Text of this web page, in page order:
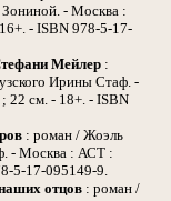
- Москва :
- ISBN 978-5-17-
Мейлер :
Ирины Стаф. -
22 см. - 18+. - ISBN
: роман / Жоэль
- Москва : АСТ :
5-17-095149-9.
отцов : роман /